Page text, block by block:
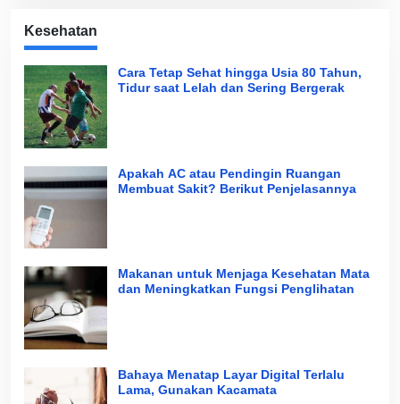
Kesehatan
Cara Tetap Sehat hingga Usia 80 Tahun,
Tidur saat Lelah dan Sering Bergerak
Apakah AC atau Pendingin Ruangan
Membuat Sakit? Berikut Penjelasannya
Makanan untuk Menjaga Kesehatan Mata
dan Meningkatkan Fungsi Penglihatan
Bahaya Menatap Layar Digital Terlalu
Lama, Gunakan Kacamata